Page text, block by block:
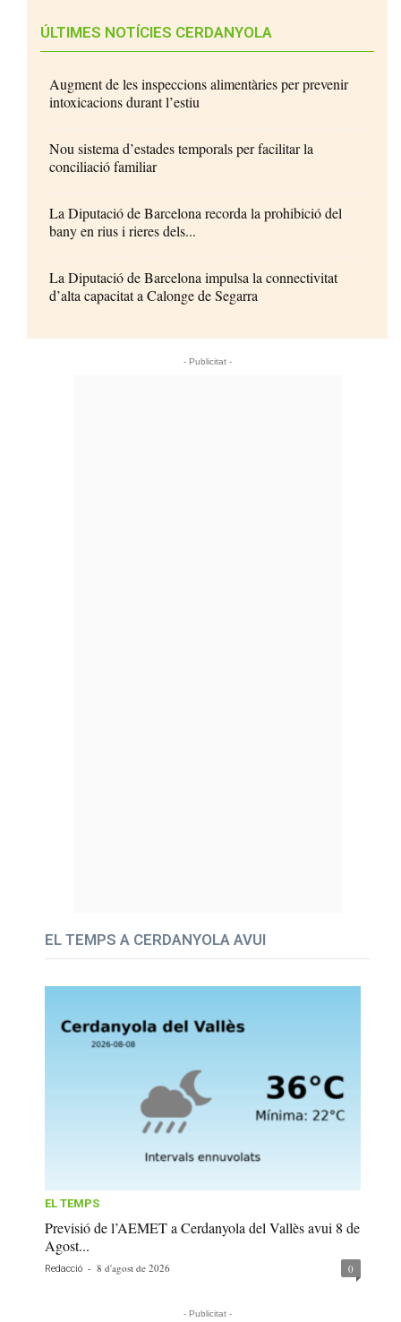
ÚLTIMES NOTÍCIES CERDANYOLA
Augment de les inspeccions alimentàries per prevenir
intoxicacions durant l’estiu
Nou sistema d’estades temporals per facilitar la
conciliació familiar
La Diputació de Barcelona recorda la prohibició del
bany en rius i rieres dels...
La Diputació de Barcelona impulsa la connectivitat
d’alta capacitat a Calonge de Segarra
- Publicitat -
EL TEMPS A CERDANYOLA AVUI
EL TEMPS
Previsió de l’AEMET a Cerdanyola del Vallès avui 8 de
Agost...
Redacció - 8 d'agost de 2026 0
- Publicitat -